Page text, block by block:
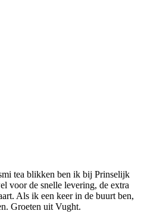
tea blikken ben ik bij Prinselijk
voor de snelle levering, de extra
Als ik een keer in de buurt ben,
Groeten uit Vught.